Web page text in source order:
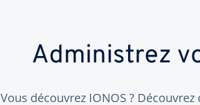
Administrez
Vous découvrez IONOS ?